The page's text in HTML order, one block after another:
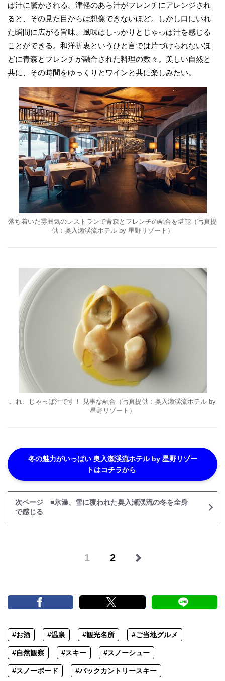
ぱ汁に驚かされる。津軽のあら汁がフレンチにアレンジされ
ると、その見た目からは想像できないほど。しかし口にいれ
た瞬間に広がる旨味、風味はしっかりとじゃっぱ汁を感じる
ことができる。和洋折衷というひと言では片づけられないほ
どに青森とフレンチが融合された料理の数々。美しい自然と
共に、その時間をゆっくりとワインと共に楽しみたい。
落ち着いた雰囲気のレストランで青森とフレンチの融合を堪能（写真提
供：奥入瀬渓流ホテル by 星野リゾート）
これ、じゃっぱ汁です！ 見事な融合（写真提供：奥入瀬渓流ホテル by
星野リゾート）
冬の魅力がいっぱい 奥入瀬渓流ホテル by 星野リゾー
トはコチラから
次ページ ■氷瀑、雪に覆われた奥入瀬渓流の冬を全身
で感じる
1 2
#お酒 #温泉 #観光名所 #ご当地グルメ
#自然観察 #スキー #スノーシュー
#スノーボード #バックカントリースキー